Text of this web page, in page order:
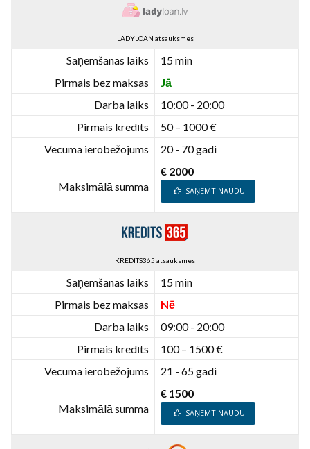
LADYLOAN atsauksmes
Saņemšanas laiks
15 min
Pirmais bez maksas
Jā
Darba laiks
10:00 - 20:00
Pirmais kredīts
50 – 1000 €
Vecuma ierobežojums
20 - 70 gadi
Maksimālā summa
€ 2000
SAŅEMT NAUDU
KREDITS365 atsauksmes
Saņemšanas laiks
15 min
Pirmais bez maksas
Nē
Darba laiks
09:00 - 20:00
Pirmais kredīts
100 – 1500 €
Vecuma ierobežojums
21 - 65 gadi
Maksimālā summa
€ 1500
SAŅEMT NAUDU